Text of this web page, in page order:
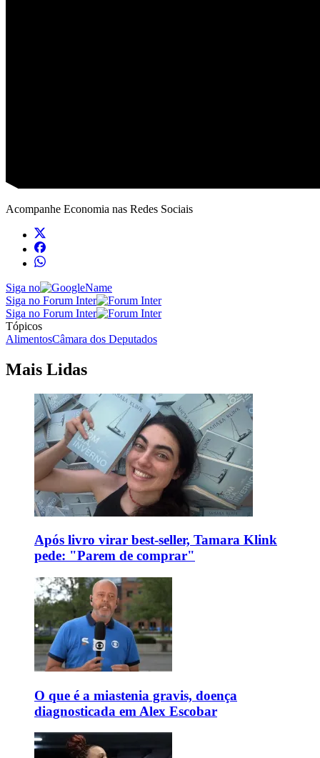
Acompanhe Economia nas Redes Sociais
Siga no
Siga no Forum Inter
Siga no Forum Inter
Tópicos
AlimentosCâmara dos Deputados
Mais Lidas
Após livro virar best-seller, Tamara Klink
pede: "Parem de comprar"
O que é a miastenia gravis, doença
diagnosticada em Alex Escobar